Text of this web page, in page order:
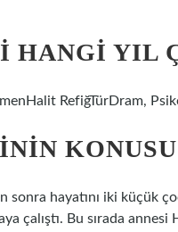
HANGI YIL
RefiğTürDram,
sonra hayatını iki küçük
çalıştı. Bu sırada annesi